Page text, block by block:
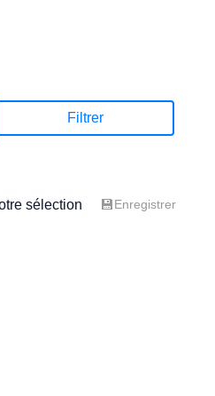
Filtrer
sélection 💾Enregistrer